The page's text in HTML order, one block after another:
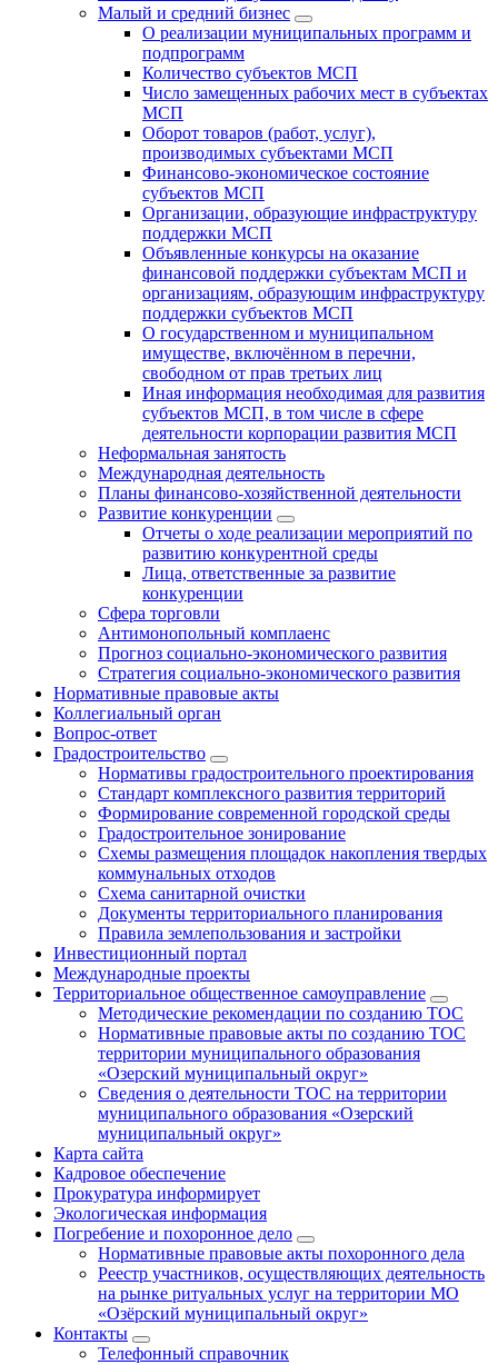
Малый и средний бизнес
О реализации муниципальных программ и
подпрограмм
Количество субъектов МСП
Число замещенных рабочих мест в субъектах
МСП
Оборот товаров (работ, услуг),
производимых субъектами МСП
Финансово-экономическое состояние
субъектов МСП
Организации, образующие инфраструктуру
поддержки МСП
Объявленные конкурсы на оказание
финансовой поддержки субъектам МСП и
организациям, образующим инфраструктуру
поддержки субъектов МСП
О государственном и муниципальном
имуществе, включённом в перечни,
свободном от прав третьих лиц
Иная информация необходимая для развития
субъектов МСП, в том числе в сфере
деятельности корпорации развития МСП
Неформальная занятость
Международная деятельность
Планы финансово-хозяйственной деятельности
Развитие конкуренции
Отчеты о ходе реализации мероприятий по
развитию конкурентной среды
Лица, ответственные за развитие
конкуренции
Сфера торговли
Антимонопольный комплаенс
Прогноз социально-экономического развития
Стратегия социально-экономического развития
Нормативные правовые акты
Коллегиальный орган
Вопрос-ответ
Градостроительство
Нормативы градостроительного проектирования
Стандарт комплексного развития территорий
Формирование современной городской среды
Градостроительное зонирование
Схемы размещения площадок накопления твердых
коммунальных отходов
Схема санитарной очистки
Документы территориального планирования
Правила землепользования и застройки
Инвестиционный портал
Международные проекты
Территориальное общественное самоуправление
Методические рекомендации по созданию ТОС
Нормативные правовые акты по созданию ТОС
территории муниципального образования
«Озерский муниципальный округ»
Сведения о деятельности ТОС на территории
муниципального образования «Озерский
муниципальный округ»
Карта сайта
Кадровое обеспечение
Прокуратура информирует
Экологическая информация
Погребение и похоронное дело
Нормативные правовые акты похоронного дела
Реестр участников, осуществляющих деятельность
на рынке ритуальных услуг на территории МО
«Озёрский муниципальный округ»
Контакты
Телефонный справочник